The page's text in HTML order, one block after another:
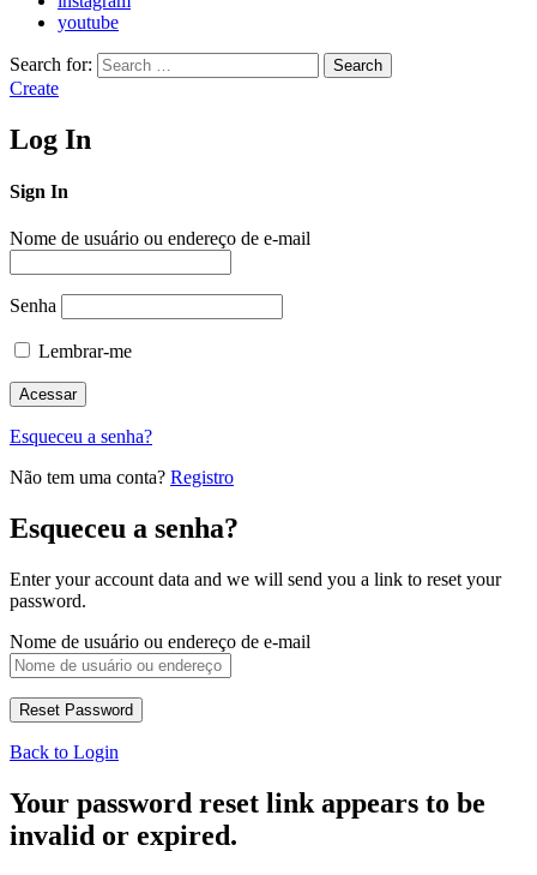
youtube
Search for: Search
Create
Log In
Sign In
Nome de usuário ou endereço de e-mail
Senha
Lembrar-me
Esqueceu a senha?
Não tem uma conta? Registro
Esqueceu a senha?
Enter your account data and we will send you a link to reset your
password.
Nome de usuário ou endereço de e-mail
Back to Login
Your password reset link appears to be
invalid or expired.